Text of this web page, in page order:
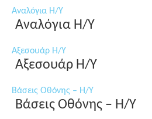
Αναλόγια Η/Υ
Αναλόγια Η/Υ
Αξεσουάρ Η/Υ
Αξεσουάρ Η/Υ
Βάσεις Οθόνης – Η/Υ
Βάσεις Οθόνης – Η/Υ